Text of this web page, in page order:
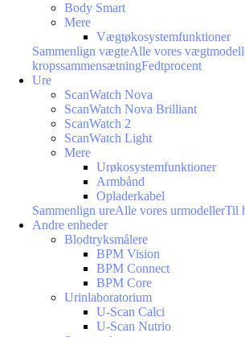
Body Smart
Mere
Vægtøkosystemfunktioner
Sammenlign vægteAlle vores
kropssammensætningFedtprocent
Ure
ScanWatch Nova
ScanWatch Nova Brilliant
ScanWatch 2
ScanWatch Light
Mere
Urøkosystemfunktioner
Armbånd
Opladerkabel
Sammenlign ureAlle vores urmodellerTil
Andre enheder
Blodtryksmålere
BPM Vision
BPM Connect
BPM Core
Urinlaboratorium
U-Scan Calci
U-Scan Nutrio